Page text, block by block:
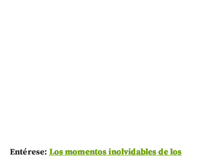
Entérese: Los momentos inolvidables de los